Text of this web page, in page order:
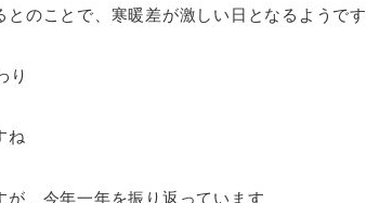
とのことで、寒暖差が激しい日となるようです
り
ね
が、今年一年を振り返っています